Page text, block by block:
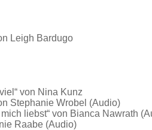
Leigh Bardugo
von Nina Kunz
Stephanie Wrobel (Audio)
liebst“ von Bianca Nawrath
Raabe (Audio)